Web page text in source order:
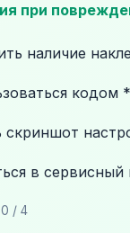
при
наличие
кодом
скриншот
в сервисный
0 / 4